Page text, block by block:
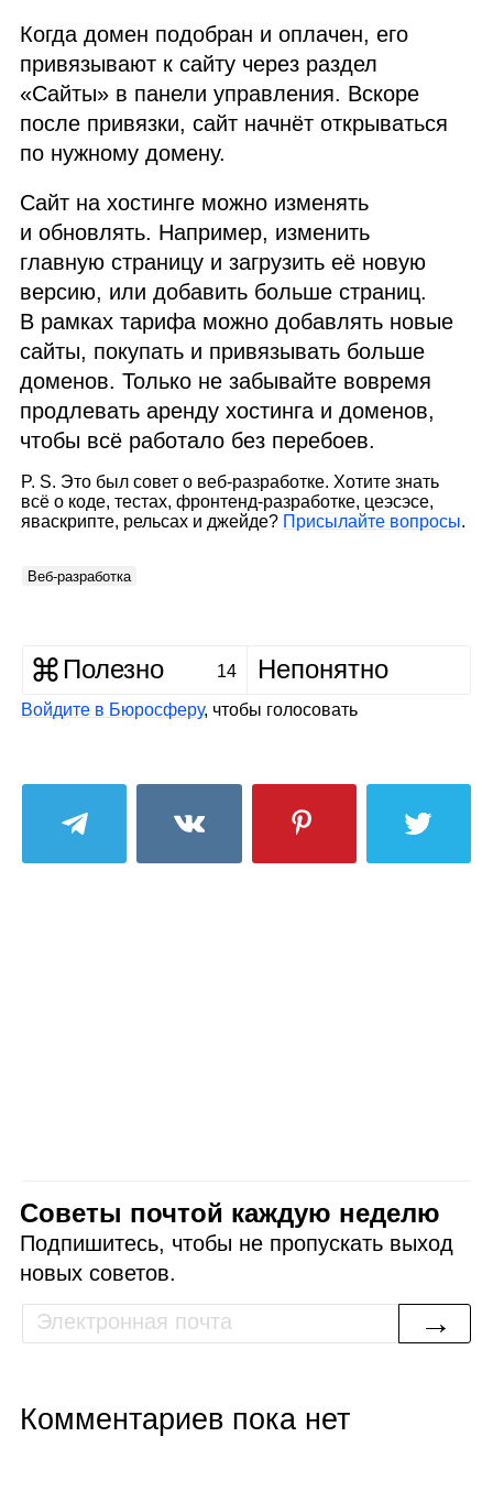
Когда домен подобран и оплачен, его
привязывают к сайту через раздел
«Сайты» в панели управления. Вскоре
после привязки, сайт начнёт открываться
по нужному домену.
Сайт на хостинге можно изменять
и обновлять. Например, изменить
главную страницу и загрузить её новую
версию, или добавить больше страниц.
В рамках тарифа можно добавлять новые
сайты, покупать и привязывать больше
доменов. Только не забывайте вовремя
продлевать аренду хостинга и доменов,
чтобы всё работало без перебоев.
P. S. Это был совет о веб‑разработке. Хотите знать
всё о коде, тестах, фронтенд‑разработке, цеэсэсе,
яваскрипте, рельсах и джейде? Присылайте вопросы.
Веб‑разработка
Полезно 14 Непонятно
Войдите в Бюросферу, чтобы голосовать
Советы почтой каждую неделю
Подпишитесь, чтобы не пропускать выход
новых советов.
→
Комментариев пока нет